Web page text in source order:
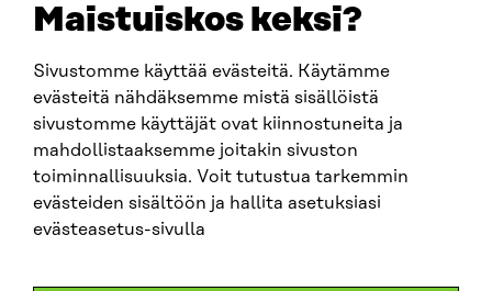
Maistuiskos keksi?
Sivustomme käyttää evästeitä. Käytämme
evästeitä nähdäksemme mistä sisällöistä
sivustomme käyttäjät ovat kiinnostuneita ja
mahdollistaaksemme joitakin sivuston
toiminnallisuuksia. Voit tutustua tarkemmin
evästeiden sisältöön ja hallita asetuksiasi
evästeasetus-sivulla
SITRA SOSIAALISESSA MEDIASSA
LinkedIn
Instagram
YouTube